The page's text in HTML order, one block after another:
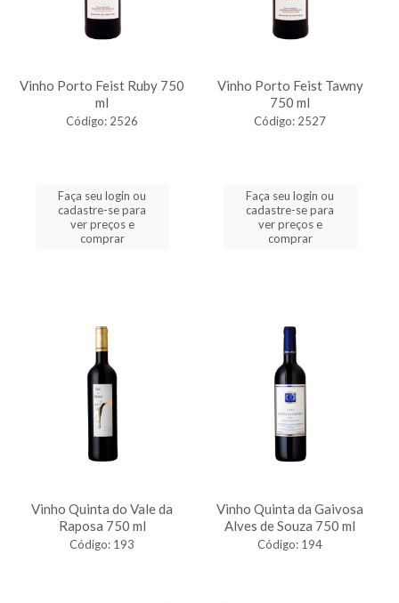
Vinho Porto Feist Ruby 750
ml
Código: 2526
Faça seu login ou
cadastre-se para
ver preços e
comprar
Vinho Porto Feist Tawny
750 ml
Código: 2527
Faça seu login ou
cadastre-se para
ver preços e
comprar
Vinho Quinta do Vale da
Raposa 750 ml
Código: 193
Vinho Quinta da Gaivosa
Alves de Souza 750 ml
Código: 194